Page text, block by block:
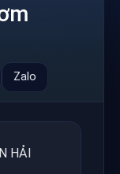
Zalo
HẢI